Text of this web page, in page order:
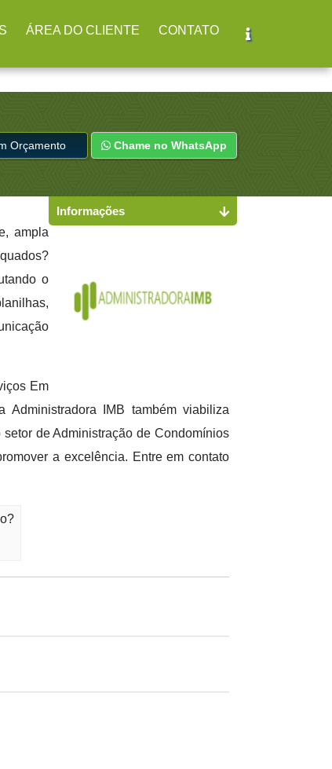
Orçamento Chame no WhatsApp
ampla
o
Em
Administradora IMB também viabiliza
de Administração de Condomínios
a excelência. Entre em contato
Informações